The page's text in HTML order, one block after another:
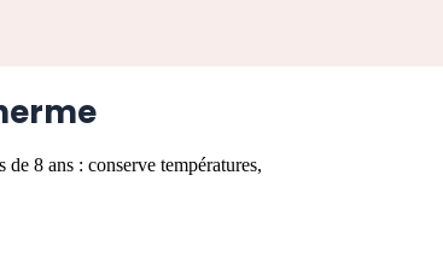
8 ans : conserve températures,